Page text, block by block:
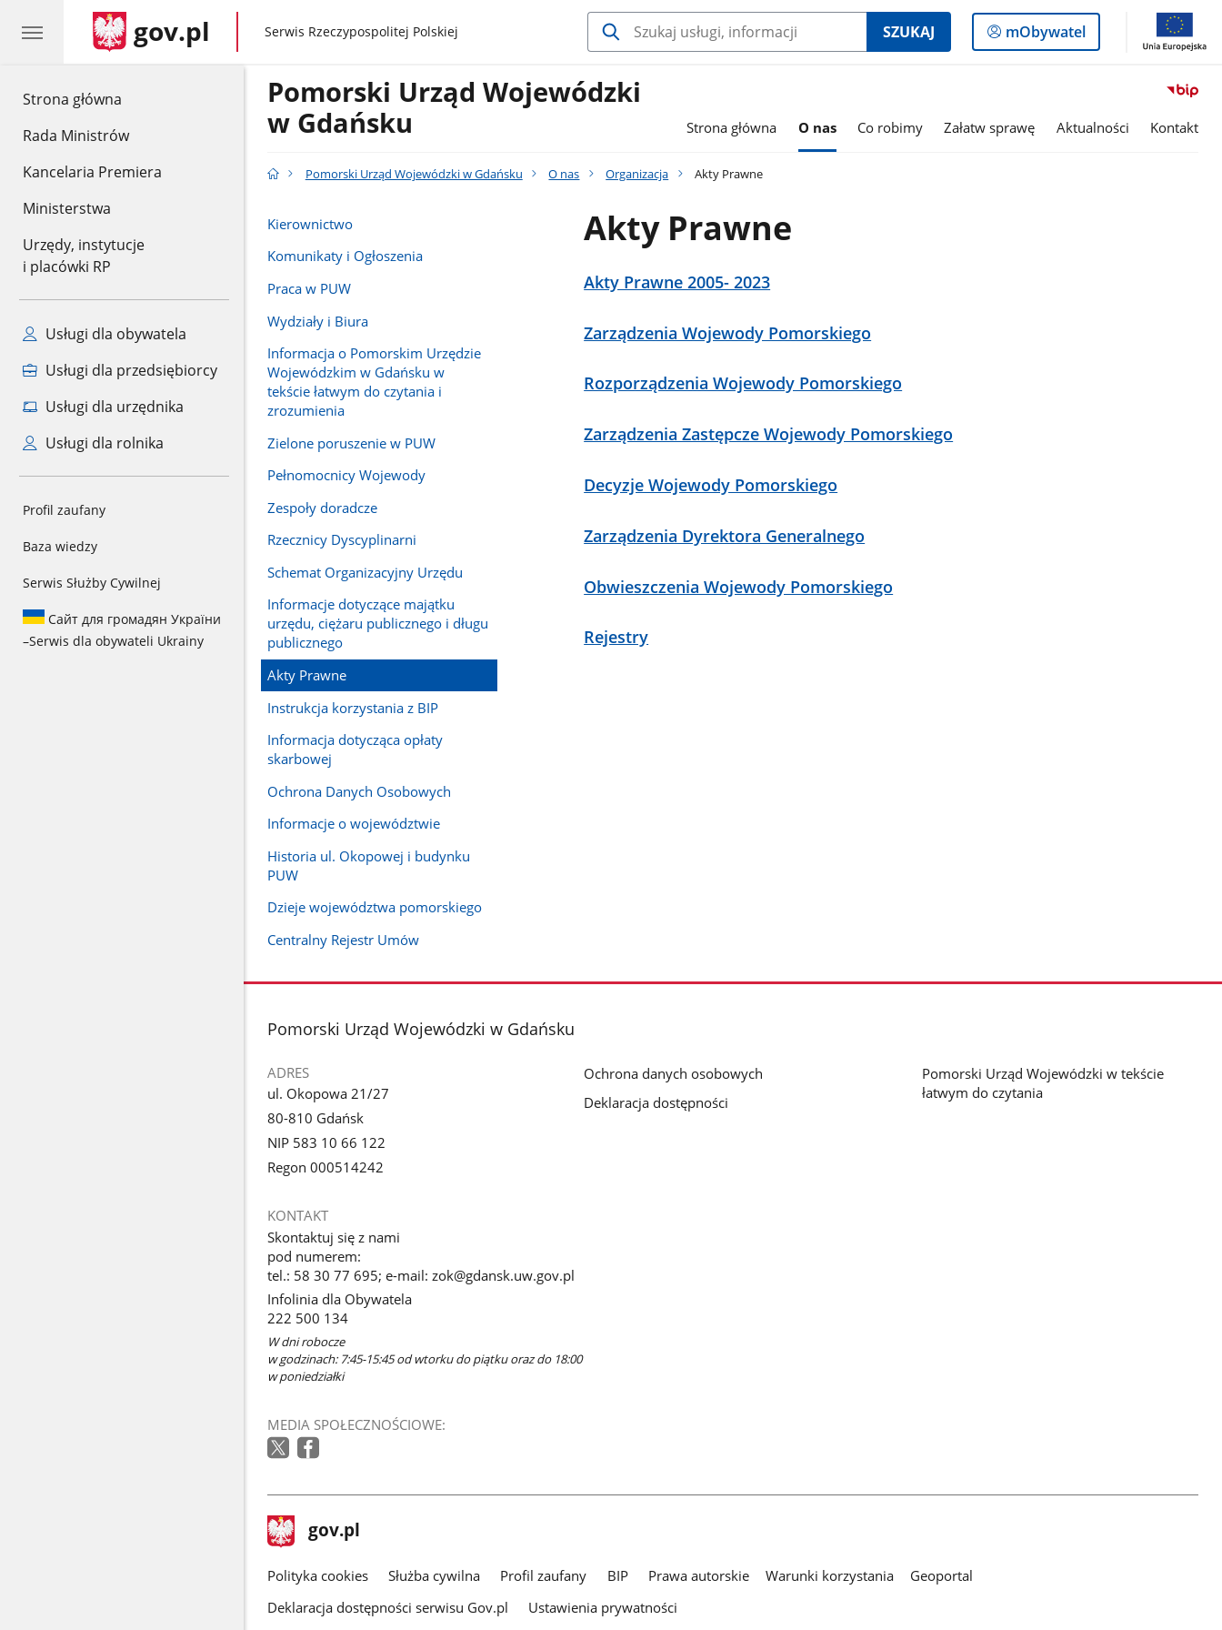
Strona główna
Rada Ministrów
Kancelaria Premiera
Ministerstwa
Urzędy, instytucje
i placówki RP
Usługi dla obywatela
Usługi dla przedsiębiorcy
Usługi dla urzędnika
Usługi dla rolnika
Profil zaufany
Baza wiedzy
Serwis Służby Cywilnej
Сайт для громадян України
–Serwis dla obywateli Ukrainy
gov.pl gov.pl
Serwis Rzeczypospolitej Polskiej SZUKAJ
Logowanie
do
mObywatel
Pomorski Urząd Wojewódzki
w Gdańsku
Strona główna O nas Co robimy Załatw sprawę Aktualności Kontakt
Pomorski Urząd Wojewódzki w Gdańsku O nas Organizacja Akty Prawne
Kierownictwo
Komunikaty i Ogłoszenia
Praca w PUW
Wydziały i Biura
Informacja o Pomorskim Urzędzie
Wojewódzkim w Gdańsku w
tekście łatwym do czytania i
zrozumienia
Zielone poruszenie w PUW
Pełnomocnicy Wojewody
Zespoły doradcze
Rzecznicy Dyscyplinarni
Schemat Organizacyjny Urzędu
Informacje dotyczące majątku
urzędu, ciężaru publicznego i długu
publicznego
Akty Prawne
Instrukcja korzystania z BIP
Informacja dotycząca opłaty
skarbowej
Ochrona Danych Osobowych
Informacje o województwie
Historia ul. Okopowej i budynku
PUW
Dzieje województwa pomorskiego
Centralny Rejestr Umów
Akty Prawne
Akty Prawne 2005- 2023
Zarządzenia Wojewody Pomorskiego
Rozporządzenia Wojewody Pomorskiego
Zarządzenia Zastępcze Wojewody Pomorskiego
Decyzje Wojewody Pomorskiego
Zarządzenia Dyrektora Generalnego
Obwieszczenia Wojewody Pomorskiego
Rejestry
stopka
Pomorski Urząd Wojewódzki w Gdańsku
ADRES
ul. Okopowa 21/27
80-810 Gdańsk
NIP 583 10 66 122
Regon 000514242
KONTAKT
Skontaktuj się z nami
pod numerem:
tel.: 58 30 77 695; e-mail: zok@gdansk.uw.gov.pl
Infolinia dla Obywatela
222 500 134
W dni robocze
w godzinach: 7:45-15:45 od wtorku do piątku oraz do 18:00
w poniedziałki
MEDIA SPOŁECZNOŚCIOWE:
Ochrona danych osobowych
Deklaracja dostępności
Pomorski Urząd Wojewódzki w tekście
łatwym do czytania
stopka
gov.pl Strona
gov.pl
gov.pl
Polityka cookies Służba cywilna Profil zaufany BIP Prawa autorskie Warunki korzystania
Geoportal
Deklaracja dostępności serwisu Gov.pl
Ustawienia prywatności